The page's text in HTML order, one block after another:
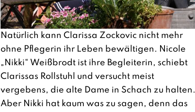
Natürlich kann Clarissa Zockovic nicht mehr
ohne Pflegerin ihr Leben bewältigen. Nicole
„Nikki“ Weißbrodt ist ihre Begleiterin, schiebt
Clarissas Rollstuhl und versucht meist
vergebens, die alte Dame in Schach zu halten.
Aber Nikki hat kaum was zu sagen, denn das